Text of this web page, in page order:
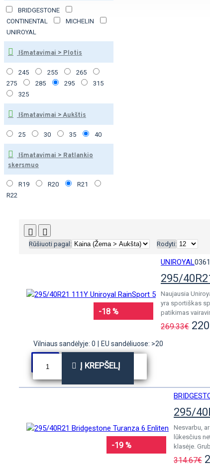
BRIDGESTONE
CONTINENTAL
MICHELIN
UNIROYAL
Išmatavimai > Plotis
245 255
265
275
285 295
315
325
Išmatavimai > Aukštis
25 30 35 40
Išmatavimai > Ratlankio
skersmuo
R19 R20
R21
R22
Rūšiuoti pagal: Rodyti:
-18 %
UNIROYAL
295/
Naujausia
yra sportiškas
patikimas
269.33€
Vilniaus sandėlyje: 0 EU sandėliuose: >20
Į KREPŠELĮ
-19 %
295/
Nesvarbu,
lūkesčius
klasėje.
314.67€